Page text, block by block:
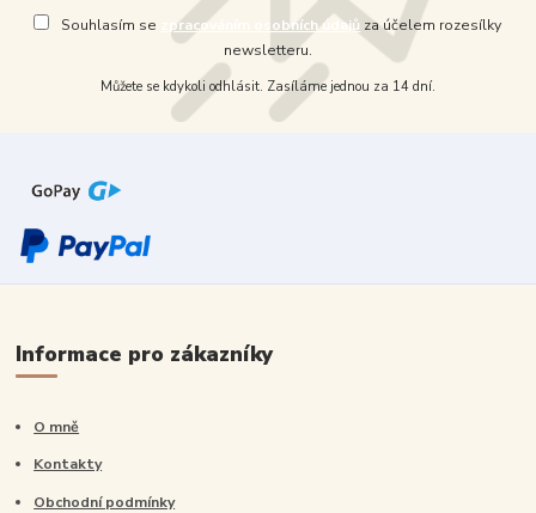
Souhlasím se zpracováním osobních údajů za účelem rozesílky
newsletteru.
Můžete se kdykoli odhlásit. Zasíláme jednou za 14 dní.
Informace pro zákazníky
O mně
Kontakty
Obchodní podmínky